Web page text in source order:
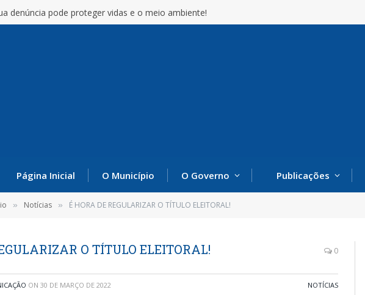
denúncia pode proteger vidas e o meio ambiente!
Página Inicial O Município O Governo Publicações
» Notícias » É HORA DE REGULARIZAR O TÍTULO ELEITORAL!
O TÍTULO ELEITORAL! 0
ON 30 DE MARÇO DE 2022 NOTÍCIAS